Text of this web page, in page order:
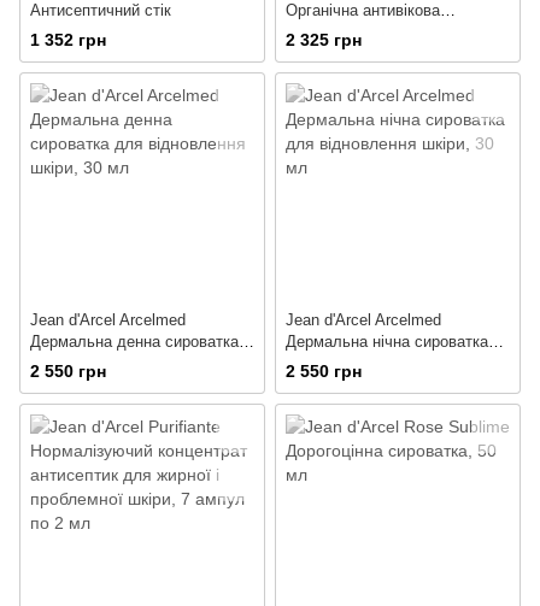
Антисептичний стік
1 352 грн
Органічна антивікова
сироватка
2 325 грн
Jean d'Arcel Arcelmed
Дермальна денна сироватка
для відновлення шкіри
2 550 грн
Jean d'Arcel Arcelmed
Дермальна нічна сироватка
для відновлення шкіри
2 550 грн